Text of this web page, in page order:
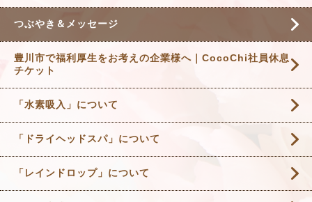
つぶやき＆メッセージ
豊川市で福利厚生をお考えの企業様へ｜CocoChi社員休息
チケット
「水素吸入」について
「ドライヘッドスパ」について
「レインドロップ」について